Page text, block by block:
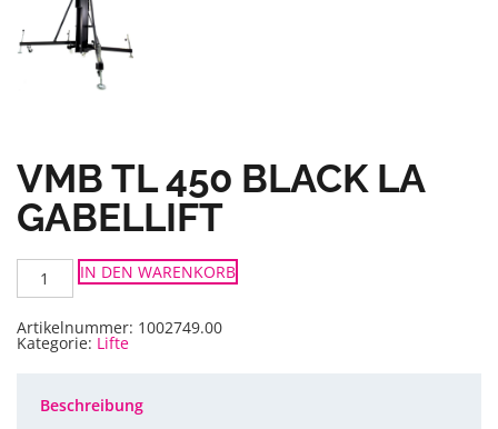
VMB TL 450 BLACK LA
GABELLIFT
VMB
450
LA
Gabellift
Menge
IN DEN WARENKORB
Artikelnummer: 1002749.00
Kategorie: Lifte
Beschreibung